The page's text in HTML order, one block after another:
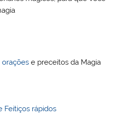
orações e preceitos da Magia
Feitiços rápidos